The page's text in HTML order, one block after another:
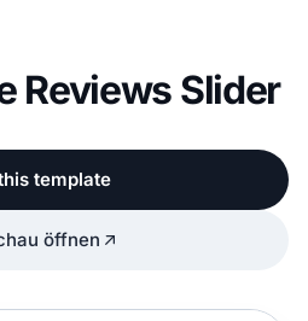
Reviews Slider
template
öffnen